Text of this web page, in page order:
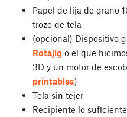
Papel de lija de grano
trozo de tela
(opcional) Dispositivo
Rotajig o el que
3D y un motor de
printables)
Tela sin tejer
Recipiente lo